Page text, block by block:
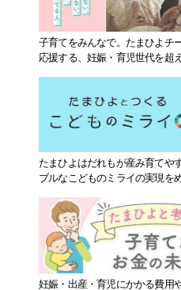
子育てをみんなで。たまひよチ
応援する、妊娠・育児世代を超
たまひよはだれもが産み育てや
ブルなこどものミライの実現を
妊娠・出産・育児にかかる費用